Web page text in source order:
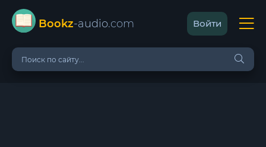
Bookz-audio.com Войти